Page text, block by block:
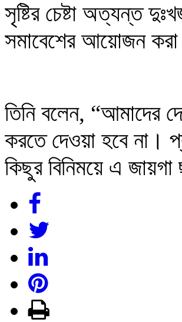
সৃষ্টির চেষ্টা অত্যন্ত
সমাবেশের আয়োজন
তিনি বলেন, “আমাদের
করতে দেওয়া হবে
কিছুর বিনিময়ে এ